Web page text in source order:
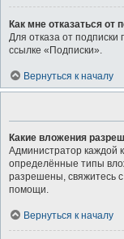
Как мне отказаться от
Для отказа от
ссылке «Подписки».
Вернуться к началу
Какие вложения
Администратор каждой
определённые типы
разрешены, свяжитесь
помощи.
Вернуться к началу